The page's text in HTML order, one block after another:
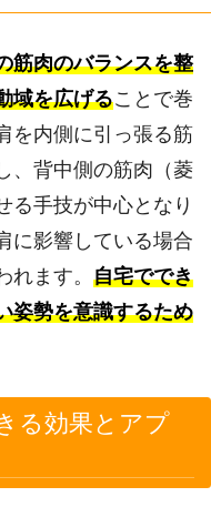
筋肉のバランスを整
域を広げることで巻
を内側に引っ張る筋
、背中側の筋肉（菱
る手技が中心となり
に影響している場合
ます。 自宅ででき
姿勢を意識するため
る効果とアプ